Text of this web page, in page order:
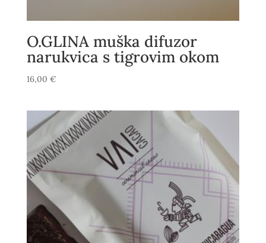
O.GLINA muška difuzor
narukvica s tigrovim okom
16,00 €